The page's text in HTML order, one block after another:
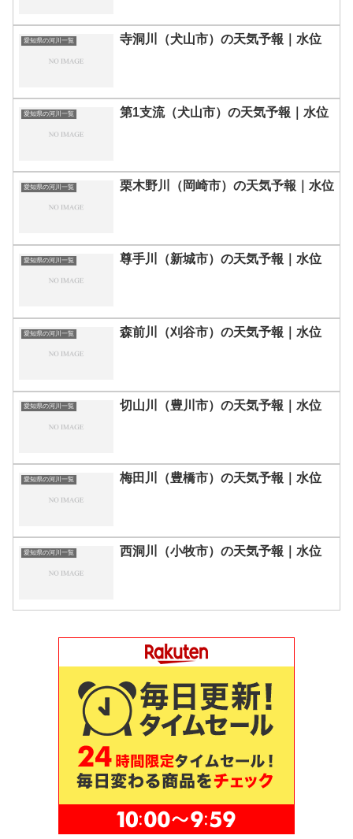
愛知県の河川一覧 寺洞川（犬山市）の天気予報｜水位
愛知県の河川一覧 第1支流（犬山市）の天気予報｜水位
愛知県の河川一覧 栗木野川（岡崎市）の天気予報｜水位
愛知県の河川一覧 尊手川（新城市）の天気予報｜水位
愛知県の河川一覧 森前川（刈谷市）の天気予報｜水位
愛知県の河川一覧 切山川（豊川市）の天気予報｜水位
愛知県の河川一覧 梅田川（豊橋市）の天気予報｜水位
愛知県の河川一覧 西洞川（小牧市）の天気予報｜水位